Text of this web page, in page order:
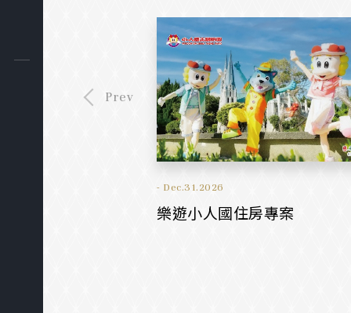
Prev
- Dec.31.2026
樂遊小人國住房專案